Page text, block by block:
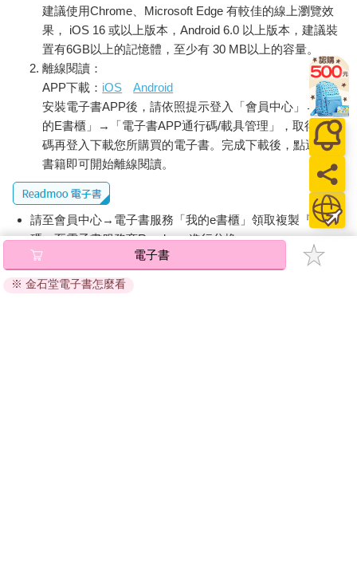
建議使用Chrome、Microsoft Edge 有較佳的線上瀏覽效
果， iOS 16 或以上版本，Android 6.0 以上版本，建議裝
置有6GB以上的記憶體，至少有 30 MB以上的容量。
離線閱讀：
APP下載： iOS
Android
安裝電子書APP後，請依照提示登入「會員中心」→「我
的E書櫃」→「電子書APP通行碼/載具管理」，取得通行
碼再登入下載您所購買的電子書。完成下載後，點選任一
書籍即可開始離線閱讀。
請至會員中心→電子書服務「我的e書櫃」領取複製『兌換
碼』至電子書服務商Readmoo進行兌換。
退換貨須知：
因版權保護，您在金石堂所購買的電子書僅能以金石堂專屬
電子書
※ 金石堂電子書怎麼看